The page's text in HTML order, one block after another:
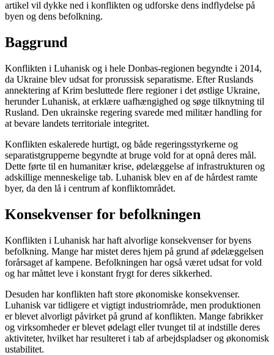
artikel vil dykke ned i konflikten og udforske dens indflydelse på
byen og dens befolkning.
Baggrund
Konflikten i Luhanisk og i hele Donbas-regionen begyndte i 2014,
da Ukraine blev udsat for prorussisk separatisme. Efter Ruslands
annektering af Krim besluttede flere regioner i det østlige Ukraine,
herunder Luhanisk, at erklære uafhængighed og søge tilknytning til
Rusland. Den ukrainske regering svarede med militær handling for
at bevare landets territoriale integritet.
Konflikten eskalerede hurtigt, og både regeringsstyrkerne og
separatistgrupperne begyndte at bruge vold for at opnå deres mål.
Dette førte til en humanitær krise, ødelæggelse af infrastrukturen og
adskillige menneskelige tab. Luhanisk blev en af de hårdest ramte
byer, da den lå i centrum af konfliktområdet.
Konsekvenser for befolkningen
Konflikten i Luhanisk har haft alvorlige konsekvenser for byens
befolkning. Mange har mistet deres hjem på grund af ødelæggelsen
forårsaget af kampene. Befolkningen har også været udsat for vold
og har måttet leve i konstant frygt for deres sikkerhed.
Desuden har konflikten haft store økonomiske konsekvenser.
Luhanisk var tidligere et vigtigt industriområde, men produktionen
er blevet alvorligt påvirket på grund af konflikten. Mange fabrikker
og virksomheder er blevet ødelagt eller tvunget til at indstille deres
aktiviteter, hvilket har resulteret i tab af arbejdspladser og økonomisk
ustabilitet.